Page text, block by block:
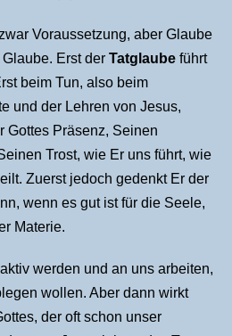
Voraussetzung, aber Glaube
Erst der Tatglaube führt
beim Tun, also beim
und der Lehren von Jesus,
Gottes Präsenz, Seinen
Trost, wie Er uns führt, wie
Zuerst jedoch gedenkt Er der
wenn es gut ist für die Seele,
Materie.
werden und an uns arbeiten,
wollen. Aber dann wirkt
der oft schon unser